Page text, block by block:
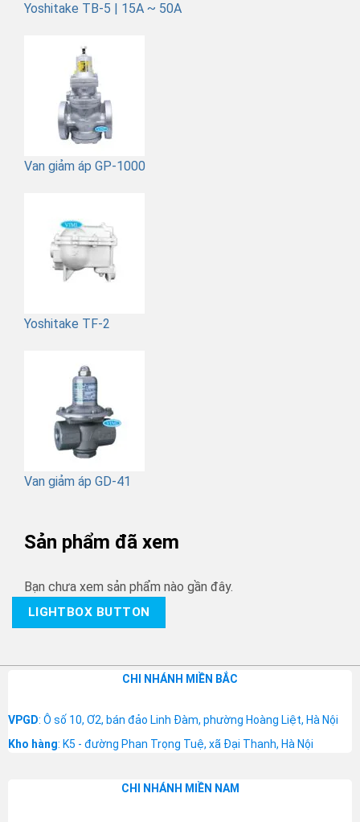
Yoshitake TB-5 | 15A ~ 50A
Van giảm áp GP-1000
Yoshitake TF-2
Van giảm áp GD-41
Sản phẩm đã xem
Bạn chưa xem sản phẩm nào gần đây.
LIGHTBOX BUTTON
CHI NHÁNH MIỀN BẮC
VPGD: Ô số 10, Ơ2, bán đảo Linh Đàm, phường Hoàng Liệt, Hà Nội
Kho hàng: K5 - đường Phan Trọng Tuệ, xã Đại Thanh, Hà Nội
CHI NHÁNH MIỀN NAM